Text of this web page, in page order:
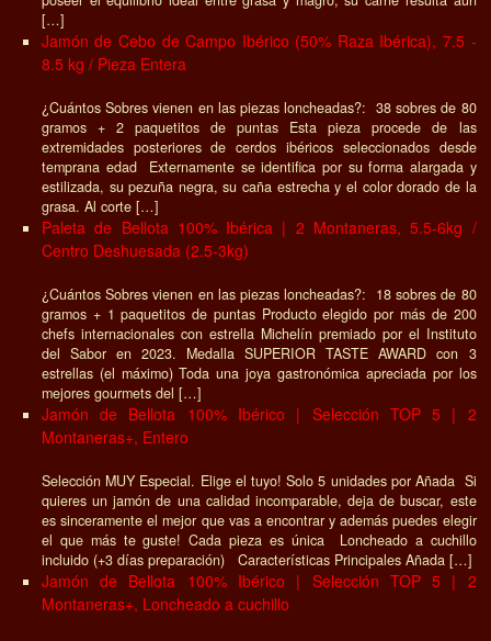
[…]
Jamón de Cebo de Campo Ibérico (50% Raza Ibérica), 7.5 -
8.5 kg / Pieza Entera
¿Cuántos Sobres vienen en las piezas loncheadas?: 38 sobres de 80
gramos + 2 paquetitos de puntas Esta pieza procede de las
extremidades posteriores de cerdos ibéricos seleccionados desde
temprana edad Externamente se identifica por su forma alargada y
estilizada, su pezuña negra, su caña estrecha y el color dorado de la
grasa. Al corte […]
Paleta de Bellota 100% Ibérica | 2 Montaneras, 5.5-6kg /
Centro Deshuesada (2.5-3kg)
¿Cuántos Sobres vienen en las piezas loncheadas?: 18 sobres de 80
gramos + 1 paquetitos de puntas Producto elegido por más de 200
chefs internacionales con estrella Michelín premiado por el Instituto
del Sabor en 2023. Medalla SUPERIOR TASTE AWARD con 3
estrellas (el máximo) Toda una joya gastronómica apreciada por los
mejores gourmets del […]
Jamón de Bellota 100% Ibérico | Selección TOP 5 | 2
Montaneras+, Entero
Selección MUY Especial. Elige el tuyo! Solo 5 unidades por Añada Si
quieres un jamón de una calidad incomparable, deja de buscar, este
es sinceramente el mejor que vas a encontrar y además puedes elegir
el que más te guste! Cada pieza es única Loncheado a cuchillo
incluido (+3 días preparación) Características Principales Añada […]
Jamón de Bellota 100% Ibérico | Selección TOP 5 | 2
Montaneras+, Loncheado a cuchillo